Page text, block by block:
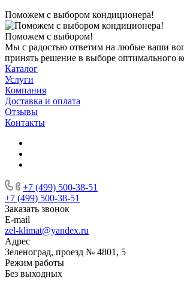
Поможем с выбором кондиционера!
Поможем с выбором!
Мы с радостью ответим на любые ваши
принять решение в выборе оптимального
Каталог
Услуги
Компания
Доставка и оплата
Отзывы
Контакты
+7 (499) 500-38-51
+7 (499) 500-38-51
Заказать звонок
E-mail
zel-klimat@yandex.ru
Адрес
Зеленоград, проезд № 4801, 5
Режим работы
Без выходных